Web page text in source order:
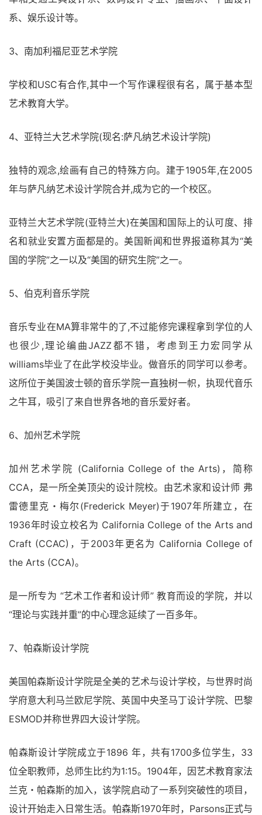
系、娱乐设计等。
3、南加利福尼亚艺术学院
学校和USC有合作,其中一个写作课程很有名，属于基本型
艺术教育大学。
4、亚特兰大艺术学院(现名:萨凡纳艺术设计学院)
独特的观念,绘画有自己的特殊方向。建于1905年,在2005
年与萨凡纳艺术设计学院合并,成为它的一个校区。
亚特兰大艺术学院(亚特兰大)在美国和国际上的认可度、排
名和就业安置方面都是的。美国新闻和世界报道称其为“美
国的学院”之一以及“美国的研究生院”之一。
5、伯克利音乐学院
音乐专业在MA算非常牛的了,不过能修完课程拿到学位的人
也很少,理论编曲JAZZ都不错，考虑到王力宏同学从
williams毕业了在此学校没毕业。做音乐的同学可以参考。
这所位于美国波士顿的音乐学院一直独树一帜，执现代音乐
之牛耳，吸引了来自世界各地的音乐爱好者。
6、加州艺术学院
加州艺术学院 (California College of the Arts)，简称
CCA，是一所全美顶尖的设计院校。由艺术家和设计师 弗
雷德里克・梅尔(Frederick Meyer)于1907年所建立，在
1936年时设立校名为 California College of the Arts and
Craft (CCAC)，于2003年更名为 California College of
the Arts (CCA)。
是一所专为 “艺术工作者和设计师” 教育而设的学院，并以
“理论与实践并重”的中心理念延续了一百多年。
7、帕森斯设计学院
美国帕森斯设计学院是全美的艺术与设计学校，与世界时尚
学府意大利马兰欧尼学院、英国中央圣马丁设计学院、巴黎
ESMOD并称世界四大设计学院。
帕森斯设计学院成立于1896 年，共有1700多位学生，33
位全职教师，总师生比约为1:15。1904年，因艺术教育家法
兰克・帕森斯的加入，该学院启动了一系列突破性的项目，
设计开始走入日常生活。帕森斯1970年时，Parsons正式与